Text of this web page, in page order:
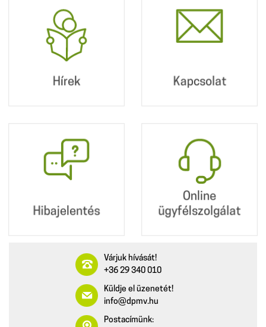
Hírek
Hírek
Kapcsolat
Kapcsolat
+36 29 340 010
Hibajelentés
Hibajelentés
Online
ügyfélszolgálat
Online
ügyfélszolgálat
Várjuk hívását!
+36 29 340 010
Küldje el üzenetét!
info@dpmv.hu
Postacímünk: